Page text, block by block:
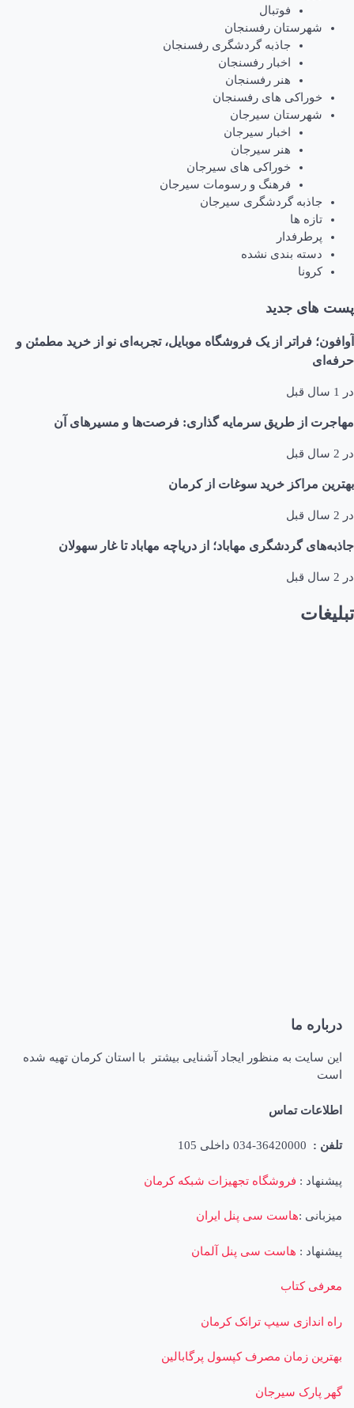
فوتبال
شهرستان رفسنجان
جاذبه گردشگری رفسنجان
اخبار رفسنجان
هنر رفسنجان
خوراکی های رفسنجان
شهرستان سیرجان
اخبار سیرجان
هنر سیرجان
خوراکی های سیرجان
فرهنگ و رسومات سیرجان
جاذبه گردشگری سیرجان
تازه ها
پرطرفدار
دسته بندی نشده
کرونا
پست های جدید
آوافون؛ فراتر از یک فروشگاه موبایل، تجربه‌ای نو از خرید مطمئن و
حرفه‌ای
در 1 سال قبل
مهاجرت از طریق سرمایه گذاری: فرصت‌ها و مسیرهای آن
در 2 سال قبل
بهترین مراکز خرید سوغات از کرمان
در 2 سال قبل
جاذبه‌های گردشگری مهاباد؛ از دریاچه مهاباد تا غار سهولان
در 2 سال قبل
تبلیغات
درباره ما
این سایت به منظور ایجاد آشنایی بیشتر با استان کرمان تهیه شده
است
اطلاعات تماس
تلفن :
پیشنهاد : فروشگاه تجهیزات شبکه کرمان
میزبانی :هاست سی پنل ایران
پیشنهاد : هاست سی پنل آلمان
معرفی کتاب
راه اندازی سیپ ترانک کرمان
بهترین زمان مصرف کپسول پرگابالین
گهر پارک سیرجان